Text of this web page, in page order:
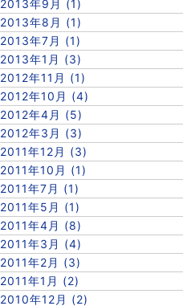
2013年9月 (1)
2013年8月 (1)
2013年7月 (1)
2013年1月 (3)
2012年11月 (1)
2012年10月 (4)
2012年4月 (5)
2012年3月 (3)
2011年12月 (3)
2011年10月 (1)
2011年7月 (1)
2011年5月 (1)
2011年4月 (8)
2011年3月 (4)
2011年2月 (3)
2011年1月 (2)
2010年12月 (2)